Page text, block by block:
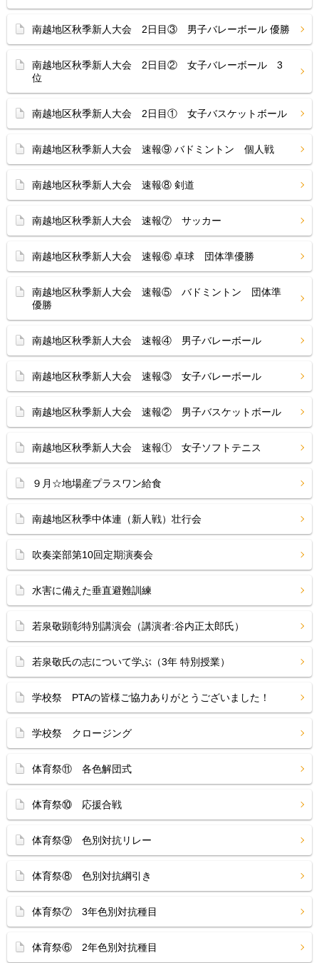
南越地区秋季新人大会 2日目③ 男子バレーボール 優勝
南越地区秋季新人大会 2日目② 女子バレーボール 3
位
南越地区秋季新人大会 2日目① 女子バスケットボール
南越地区秋季新人大会 速報⑨ バドミントン 個人戦
南越地区秋季新人大会 速報⑧ 剣道
南越地区秋季新人大会 速報⑦ サッカー
南越地区秋季新人大会 速報⑥ 卓球 団体準優勝
南越地区秋季新人大会 速報⑤ バドミントン 団体準
優勝
南越地区秋季新人大会 速報④ 男子バレーボール
南越地区秋季新人大会 速報③ 女子バレーボール
南越地区秋季新人大会 速報② 男子バスケットボール
南越地区秋季新人大会 速報① 女子ソフトテニス
９月☆地場産プラスワン給食
南越地区秋季中体連（新人戦）壮行会
吹奏楽部第10回定期演奏会
水害に備えた垂直避難訓練
若泉敬顕彰特別講演会（講演者:谷内正太郎氏）
若泉敬氏の志について学ぶ（3年 特別授業）
学校祭 PTAの皆様ご協力ありがとうございました！
学校祭 クロージング
体育祭⑪ 各色解団式
体育祭⑩ 応援合戦
体育祭⑨ 色別対抗リレー
体育祭⑧ 色別対抗綱引き
体育祭⑦ 3年色別対抗種目
体育祭⑥ 2年色別対抗種目